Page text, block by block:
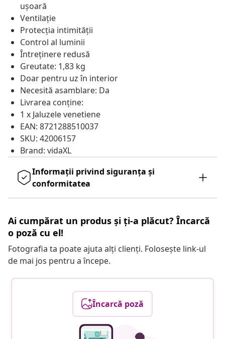
ușoară
Ventilație
Protecția intimității
Control al luminii
Întreținere redusă
Greutate: 1,83 kg
Doar pentru uz în interior
Necesită asamblare: Da
Livrarea conține:
1 x Jaluzele venetiene
EAN: 8721288510037
SKU: 42006157
Brand: vidaXL
Informații privind siguranța și
conformitatea
Ai cumpărat un produs și ți-a plăcut? Încarcă
o poză cu el!
Fotografia ta poate ajuta alți clienți. Folosește link-ul
de mai jos pentru a începe.
Încarcă poză